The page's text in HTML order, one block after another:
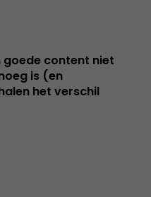
goede content niet
is (en
het verschil